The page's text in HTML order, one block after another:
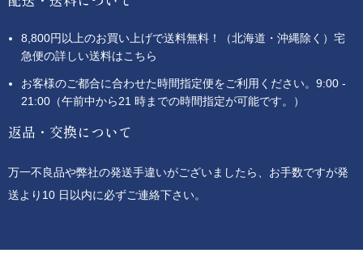
8,800円以上のお買い上げで送料無料！（北海道・沖縄除く）宅
急便の詳しい送料はこちら
お客様のご都合に合わせた時間指定便をご利用ください。9:00 -
21:00（午前中から21 時までの時間指定が可能です。）
返品・交換について
万一不良品や弊社の発送手違いがございましたら、お手数ですが発
送より10 日以内に必ずご連絡下さい。